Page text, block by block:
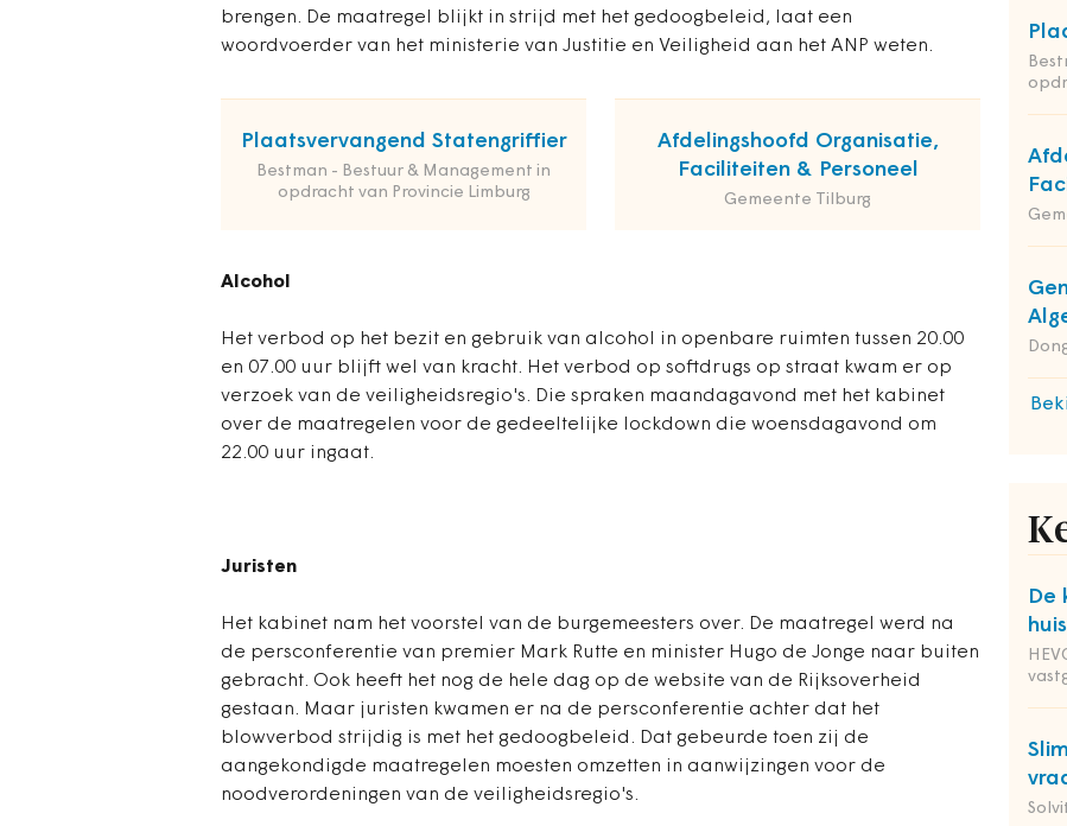
brengen. De maatregel blijkt in strijd met het gedoogbeleid, laat een
woordvoerder van het ministerie van Justitie en Veiligheid aan het ANP weten.
Plaatsvervangend Statengriffier
Bestman - Bestuur & Management in
opdracht van Provincie Limburg
Afdelingshoofd Organisatie,
Faciliteiten & Personeel
Gemeente Tilburg
Alcohol
De
Het verbod op het bezit en gebruik van alcohol in openbare ruimten tussen 20.00
en 07.00 uur blijft wel van kracht. Het verbod op softdrugs op straat kwam er op
verzoek van de veiligheidsregio's. Die spraken maandagavond met het kabinet
over de maatregelen voor de gedeeltelijke lockdown die woensdagavond om
22.00 uur ingaat.
Juristen
Het kabinet nam het voorstel van de burgemeesters over. De maatregel werd na
de persconferentie van premier Mark Rutte en minister Hugo de Jonge naar buiten
gebracht. Ook heeft het nog de hele dag op de website van de Rijksoverheid
gestaan. Maar juristen kwamen er na de persconferentie achter dat het
blowverbod strijdig is met het gedoogbeleid. Dat gebeurde toen zij de
aangekondigde maatregelen moesten omzetten in aanwijzingen voor de
noodverordeningen van de veiligheidsregio's.